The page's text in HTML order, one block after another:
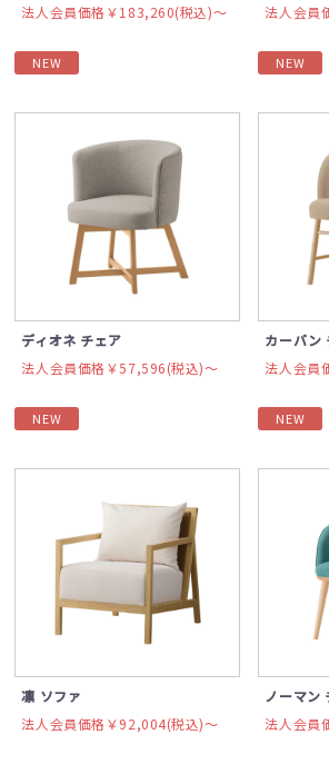
法人会員価格￥183,260(税込)〜
NEW
法人会員
NEW
ディオネ チェア
法人会員価格￥57,596(税込)〜
NEW
カーバン
法人会員
NEW
凛 ソファ
法人会員価格￥92,004(税込)〜
ノーマン
法人会員